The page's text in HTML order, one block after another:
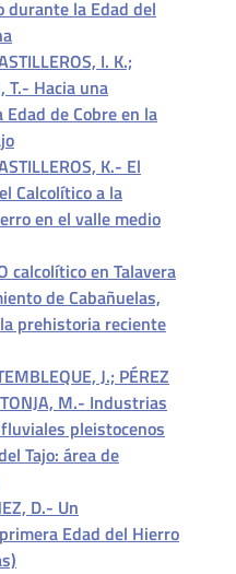
la Edad del
I. K.;
T.- Hacia una
de Cobre en la
K.- El
Calcolítico a la
en el valle medio
calcolítico en Talavera
de Cabañuelas,
prehistoria reciente
J.; PÉREZ
M.- Industrias
pleistocenos
Tajo: área de
D.- Un
Edad del Hierro